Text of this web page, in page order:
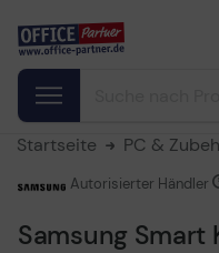
Startseite PC &
Samsung Smart
Autorisierter Händler